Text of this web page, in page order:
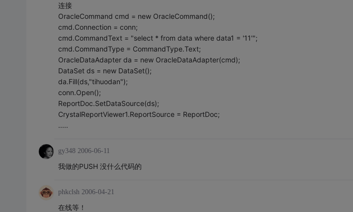
连接
OracleCommand cmd = new OracleCommand();
cmd.Connection = conn;
cmd.CommandText = "select * from data where data1 = '11'";
cmd.CommandType = CommandType.Text;
OracleDataAdapter da = new OracleDataAdapter(cmd);
DataSet ds = new DataSet();
da.Fill(ds,"tihuodan");
conn.Open();
ReportDoc.SetDataSource(ds);
CrystalReportViewer1.ReportSource = ReportDoc;
.....
gy348 2006-06-11
我做的PUSH 没什么代码的
phkclsh 2006-04-21
在线等！